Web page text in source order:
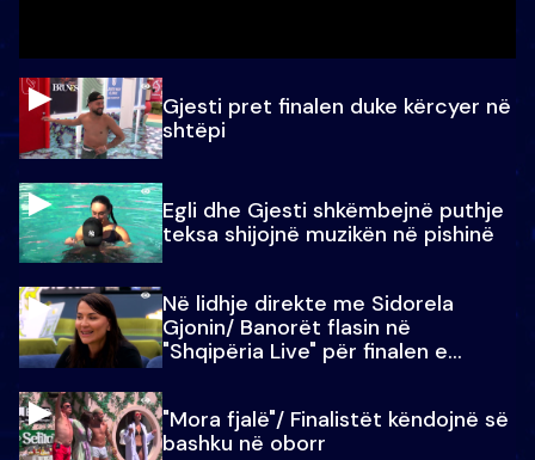
Gjesti pret finalen duke kërcyer në
shtëpi
Egli dhe Gjesti shkëmbejnë puthje
teksa shijojnë muzikën në pishinë
Në lidhje direkte me Sidorela
Gjonin/ Banorët flasin në
"Shqipëria Live" për finalen e
"Mora fjalë"/ Finalistët këndojnë së
bashku në oborr